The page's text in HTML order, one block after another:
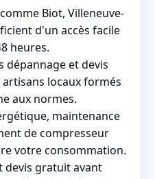
Biot, Villeneuve-
d'un accès facile
heures.
dépannage et devis
locaux formés
aux normes.
maintenance
de compresseur
votre consommation.
devis gratuit avant